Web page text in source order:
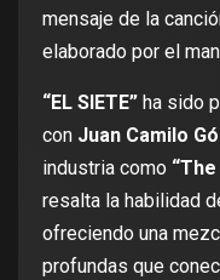
mensaje de la
elaborado por el
“EL SIETE” ha sido
con Juan Camilo
industria como
resalta la habilidad
ofreciendo una
profundas que